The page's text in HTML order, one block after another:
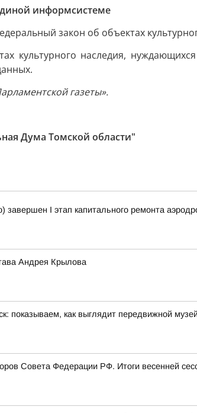
информсистеме
закон об объектах
культурного наследия,
газеты».
Дума Томской области"
завершен I этап капитального ремонта
Андрея Крылова
показываем, как выглядит передвижной
Совета Федерации РФ. Итоги весенней